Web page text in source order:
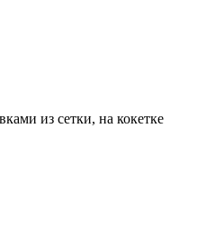
из сетки, на кокетке